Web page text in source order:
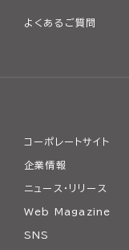
よくあるご質問
コーポレートサイト
企業情報
ニュース・リリース
Web Magazine
SNS